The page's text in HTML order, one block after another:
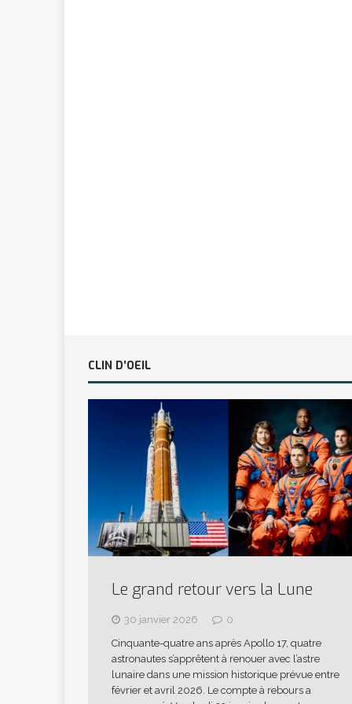
CLIN D’OEIL
Le grand retour vers la Lune
30 janvier 2026
0
Cinquante-quatre ans après Apollo 17, quatre
astronautes s’apprêtent à renouer avec l’astre
lunaire dans une mission historique prévue entre
février et avril 2026. Le compte à rebours a